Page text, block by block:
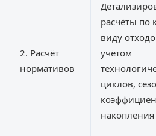
2. Расчёт
нормативов
расчёты по
виду
учётом
циклов,
накопления